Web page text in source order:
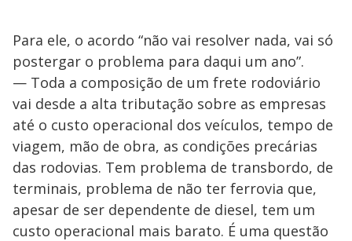
Para ele, o acordo “não vai resolver nada, vai só
postergar o problema para daqui um ano”.
— Toda a composição de um frete rodoviário
vai desde a alta tributação sobre as empresas
até o custo operacional dos veículos, tempo de
viagem, mão de obra, as condições precárias
das rodovias. Tem problema de transbordo, de
terminais, problema de não ter ferrovia que,
apesar de ser dependente de diesel, tem um
custo operacional mais barato. É uma questão